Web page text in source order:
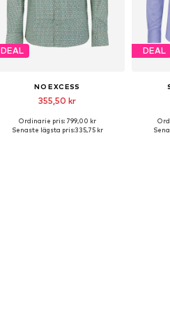
DEAL
NO EXCESS
355,50 kr
Tillgängliga storlekar: S, M, XL
Ordinarie pris: 799,00 kr
Senaste lägsta pris:335,75 kr
DEAL